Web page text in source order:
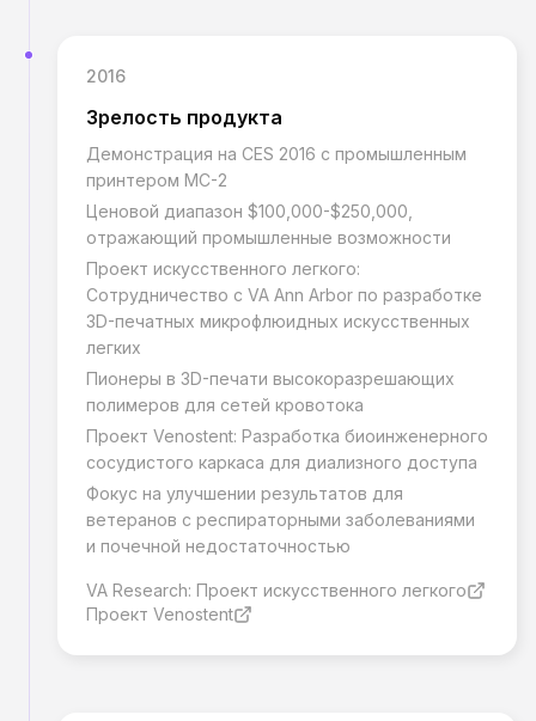
2016
Зрелость продукта
Демонстрация на CES 2016 с промышленным
принтером MC-2
Ценовой диапазон $100,000-$250,000,
отражающий промышленные возможности
Проект искусственного легкого:
Сотрудничество с VA Ann Arbor по разработке
3D-печатных микрофлюидных искусственных
легких
Пионеры в 3D-печати высокоразрешающих
полимеров для сетей кровотока
Проект Venostent: Разработка биоинженерного
сосудистого каркаса для диализного доступа
Фокус на улучшении результатов для
ветеранов с респираторными заболеваниями
и почечной недостаточностью
VA Research: Проект искусственного легкого
Проект Venostent